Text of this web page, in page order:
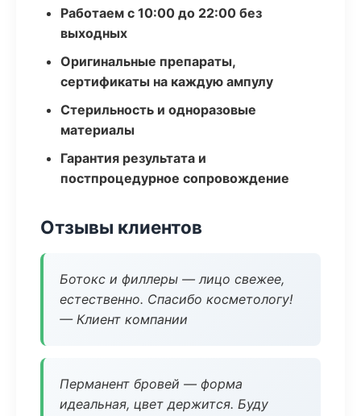
Работаем с 10:00 до 22:00 без
выходных
Оригинальные препараты,
сертификаты на каждую ампулу
Стерильность и одноразовые
материалы
Гарантия результата и
постпроцедурное сопровождение
Отзывы клиентов
Ботокс и филлеры — лицо свежее,
естественно. Спасибо косметологу!
— Клиент компании
Перманент бровей — форма
идеальная, цвет держится. Буду